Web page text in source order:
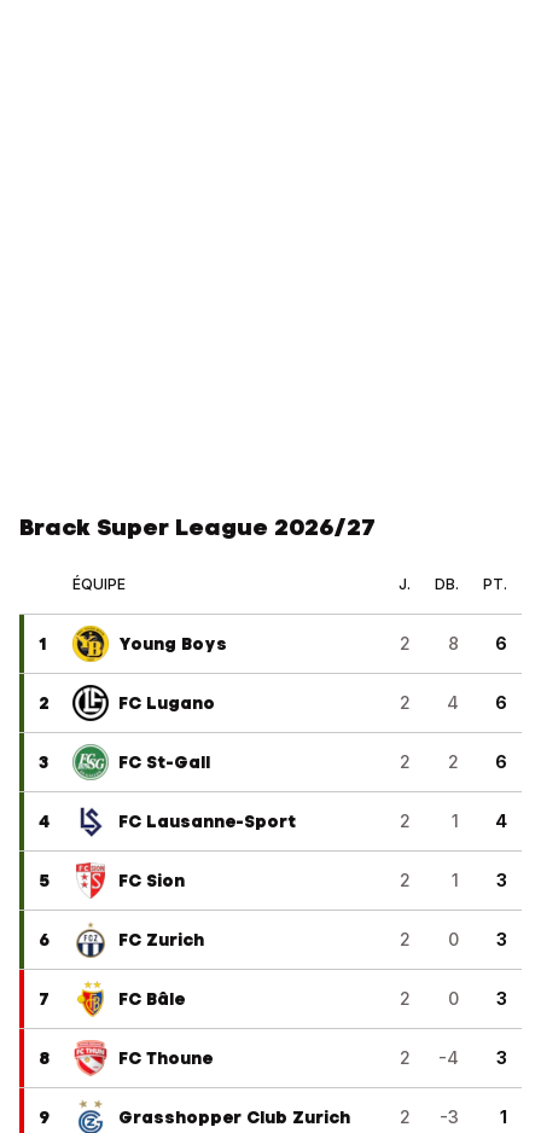
Brack Super League 2026/27
ÉQUIPE J. DB. PT.
1 Young Boys 2 8 6
2 FC Lugano 2 4 6
3 FC St-Gall 2 2 6
4 FC Lausanne-Sport 2 1 4
5 FC Sion 2 1 3
6 FC Zurich 2 0 3
7 FC Bâle 2 0 3
8 FC Thoune 2 -4 3
9 Grasshopper Club Zurich 2 -3 1